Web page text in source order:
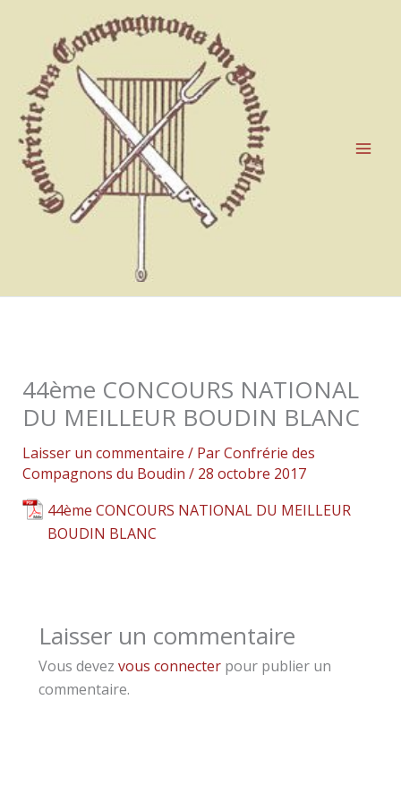
contenu
44ème CONCOURS NATIONAL
DU MEILLEUR BOUDIN BLANC
Laisser un commentaire / ParConfrérie des
Compagnons du Boudin / 28 octobre 2017
44ème CONCOURS NATIONAL DU MEILLEUR
BOUDIN BLANC
Laisser un commentaire
Vous devez vous connecterpour publier un
commentaire.